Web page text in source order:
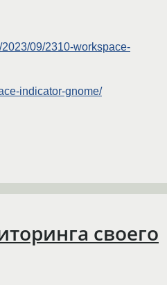
09/2310-workspace-
indicator-gnome/
своего